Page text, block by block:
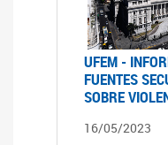
UFEM -
FUENTES
SOBRE
16/05/2023